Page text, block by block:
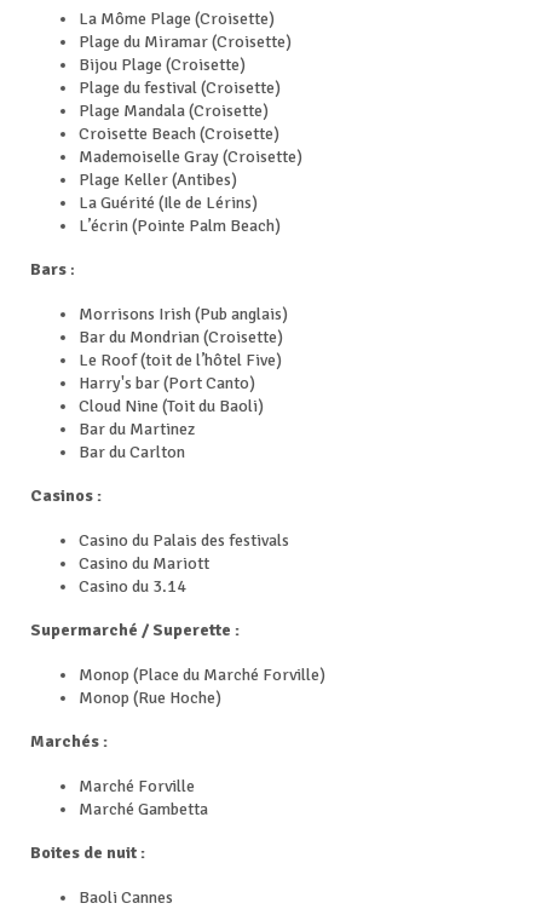
La Môme Plage (Croisette)
Plage du Miramar (Croisette)
Bijou Plage (Croisette)
Plage du festival (Croisette)
Plage Mandala (Croisette)
Croisette Beach (Croisette)
Mademoiselle Gray (Croisette)
Plage Keller (Antibes)
La Guérité (Ile de Lérins)
L’écrin (Pointe Palm Beach)
Bars :
Morrisons Irish (Pub anglais)
Bar du Mondrian (Croisette)
Le Roof (toit de l’hôtel Five)
Harry's bar (Port Canto)
Cloud Nine (Toit du Baoli)
Bar du Martinez
Bar du Carlton
Casinos :
Casino du Palais des festivals
Casino du Mariott
Casino du 3.14
Supermarché / Superette :
Monop (Place du Marché Forville)
Monop (Rue Hoche)
Marchés :
Marché Forville
Marché Gambetta
Boites de nuit :
Baoli Cannes